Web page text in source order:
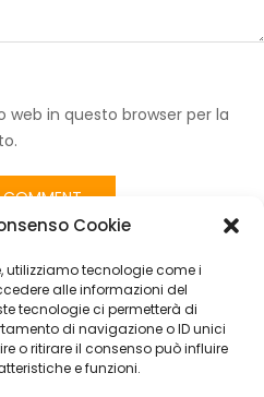
Cookie
utilizziamo tecnologie come i
alle informazioni del
tecnologie ci permetterà di
di navigazione o ID unici
o ritirare il consenso può influire
e funzioni.
web in questo browser per la
in Pelle Nero | Ricambio Originale